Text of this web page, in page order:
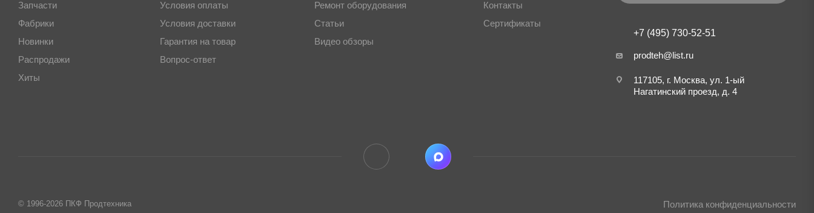
Запчасти
Фабрики
Новинки
Распродажи
Хиты
Условия оплаты
Условия доставки
Гарантия на товар
Вопрос-ответ
Ремонт оборудования
Статьи
Видео обзоры
Контакты
Сертификаты
+7 (495) 730-52-51
prodteh@list.ru
117105, г. Москва, ул. 1-ый
Нагатинский проезд, д. 4
Политика конфиденциальности
© 1996-2026 ПКФ Продтехника